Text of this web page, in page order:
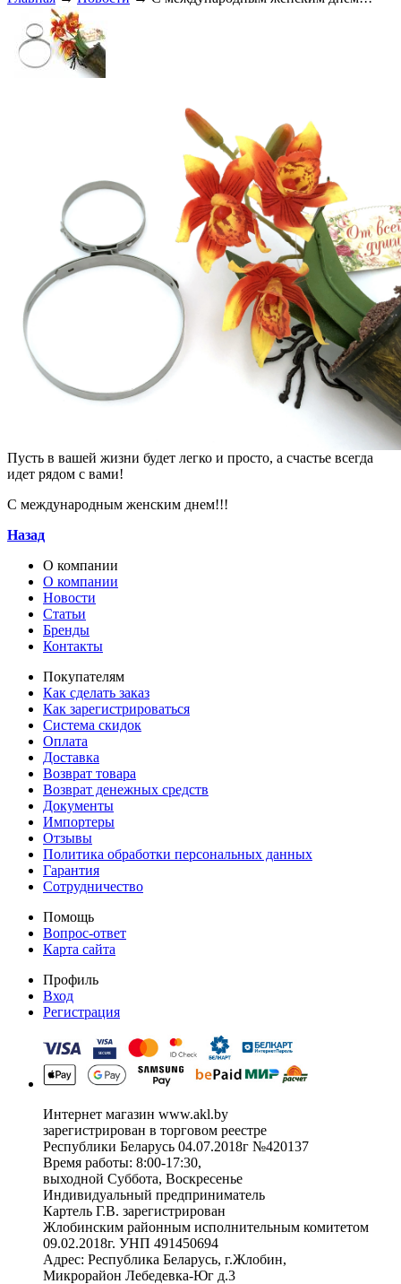
Пусть в вашей жизни будет легко и просто, а счастье всегда
идет рядом с вами!
С международным женским днем!!!
Назад
О компании
О компании
Новости
Статьи
Бренды
Контакты
Покупателям
Как сделать заказ
Как зарегистрироваться
Система скидок
Оплата
Доставка
Возврат товара
Возврат денежных средств
Документы
Импортеры
Отзывы
Политика обработки персональных данных
Гарантия
Сотрудничество
Помощь
Вопрос-ответ
Карта сайта
Профиль
Вход
Регистрация
Интернет магазин www.akl.by
зарегистрирован в торговом реестре
Республики Беларусь 04.07.2018г №420137
Время работы: 8:00-17:30,
выходной Суббота, Воскресенье
Индивидуальный предприниматель
Картель Г.В. зарегистрирован
Жлобинским районным исполнительным комитетом
09.02.2018г. УНП 491450694
Адрес: Республика Беларусь, г.Жлобин,
Микрорайон Лебедевка-Юг д.3